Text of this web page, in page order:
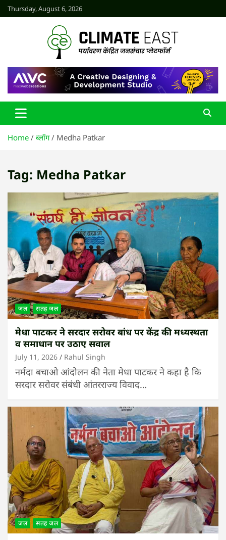
Skip
to
Thursday, August 6, 2026
CLIMATE EAST
Home ब्लॉग Medha Patkar
Tag: Medha Patkar
जल सतह जल
मेधा पाटकर ने सरदार सरोवर बांध पर केंद्र की मध्यस्थता
व समाधान पर उठाए सवाल
July 11, 2026 Rahul Singh
नर्मदा बचाओ आंदोलन की नेता मेधा पाटकर ने कहा है कि
सरदार सरोवर संबंधी आंतरराज्य विवाद…
जल सतह जल